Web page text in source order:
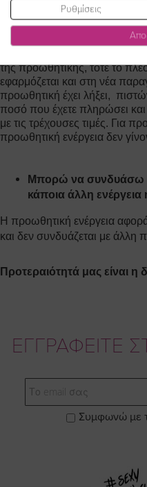
Για επιστροφές που
με προωθητική ενέργεια
πληρώσει και δεδομένου πως
της προωθητικής, τότε το
εφαρμόζεται και στη νέα
προωθητική έχει λήξει,
ποσό που έχετε πληρώσει και
με τις τρέχουσες τιμές. Για
προωθητική ενέργεια δεν
Μπορώ να συνδυάσω
κάποια άλλη ενέργεια
Η προωθητική ενέργεια
και δεν συνδυάζεται με άλλη
Προτεραιότητά μας είναι η
ΕΓΓΡΑΦΕΙΤΕ
Email
Συμφωνώ με
Ρυθμίσεις